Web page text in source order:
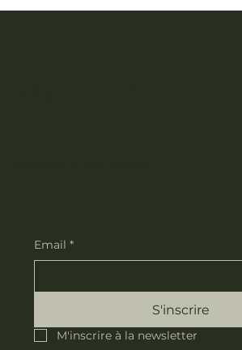
Email *
S'inscrire
M'inscrire à la newsletter